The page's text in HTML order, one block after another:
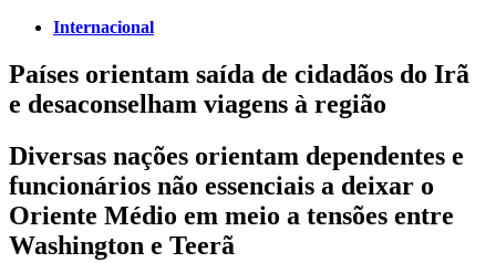
Internacional
Países orientam saída de cidadãos do Irã
e desaconselham viagens à região
Diversas nações orientam dependentes e
funcionários não essenciais a deixar o
Oriente Médio em meio a tensões entre
Washington e Teerã